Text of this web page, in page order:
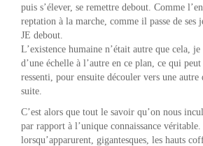
puis s’élever, se remettre debout. Comme
reptation à la marche, comme il passe de ses
JE debout.
L’existence humaine n’était autre que cela,
d’une échelle à l’autre en ce plan, ce qui
ressenti, pour ensuite découler vers une
suite.
C’est alors que tout le savoir qu’on nous
par rapport à l’unique connaissance
lorsqu’apparurent, gigantesques, les hauts